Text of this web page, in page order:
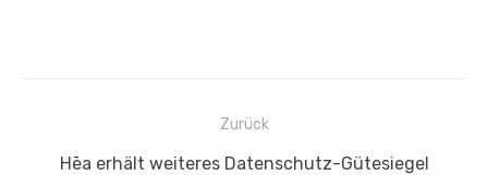
Beitragsnavigation
Zurück
Vorheriger
Hēa erhält weiteres Datenschutz-Gütesiegel